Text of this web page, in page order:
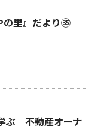
の里』だより㉟
ぶ 不動産オーナ